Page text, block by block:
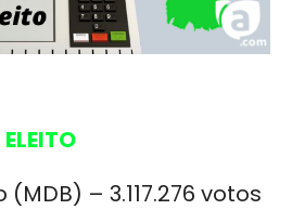
ELEITO
– 3.117.276 votos